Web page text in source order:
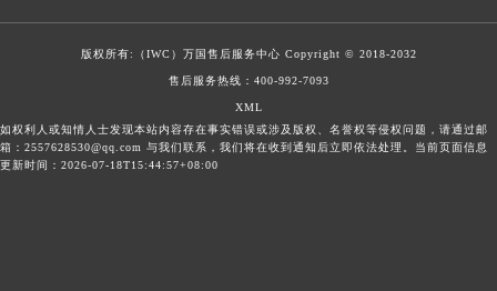
版权所有:（IWC） 万国售后服务中心 Copyright © 2018-2032
售后服务热线： 400-992-7093
XML
如权利人或知情人士发现本站内容存在事实错误或涉及版权、名誉权等侵权问题，请通过邮
箱：2557628530@qq.com 与我们联系，我们将在收到通知后立即依法处理。当前页面信息
更新时间：2026-07-18T15:44:57+08:00